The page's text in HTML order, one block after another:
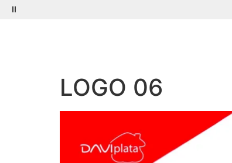
LOGO 06